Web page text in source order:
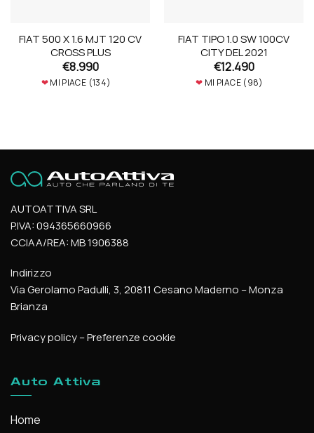
FIAT 500 X 1.6 MJT 120 CV
CROSS PLUS
€8.990
❤MI PIACE (134)
FIAT TIPO 1.0 SW 100CV
CITY DEL 2021
€12.490
❤ MI PIACE (98)
AUTOATTIVA SRL
P.IVA: 094365660966
CCIAA/REA: MB 1906388
Indirizzo
Via Gerolamo Padulli, 3, 20811 Cesano Maderno – Monza
Brianza
Privacy policy–Preferenze cookie
Auto Attiva
Home